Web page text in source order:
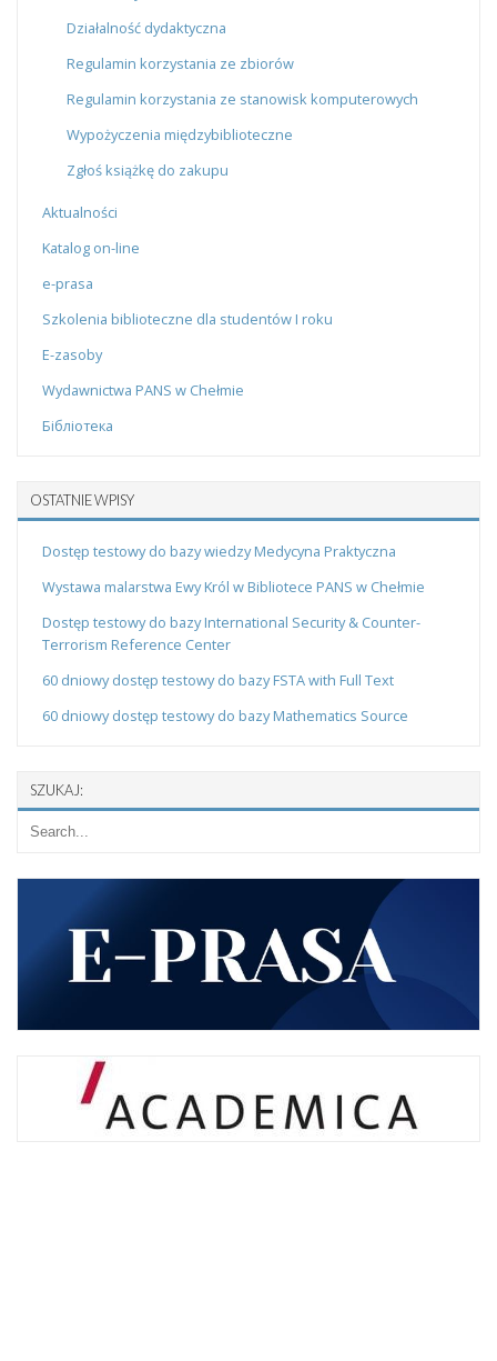
Działalność dydaktyczna
Regulamin korzystania ze zbiorów
Regulamin korzystania ze stanowisk komputerowych
Wypożyczenia międzybiblioteczne
Zgłoś książkę do zakupu
Aktualności
Katalog on-line
e-prasa
Szkolenia biblioteczne dla studentów I roku
E-zasoby
Wydawnictwa PANS w Chełmie
Бібліотека
OSTATNIE WPISY
Dostęp testowy do bazy wiedzy Medycyna Praktyczna
Wystawa malarstwa Ewy Król w Bibliotece PANS w Chełmie
Dostęp testowy do bazy International Security & Counter-
Terrorism Reference Center
60 dniowy dostęp testowy do bazy FSTA with Full Text
60 dniowy dostęp testowy do bazy Mathematics Source
SZUKAJ: